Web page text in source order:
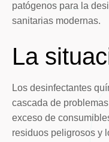
patógenos para la
sanitarias modernas.
La
Los desinfectantes
cascada de
exceso de
residuos peligrosos y